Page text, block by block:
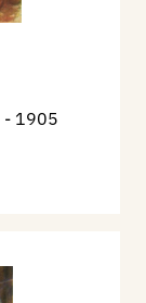
- 1905